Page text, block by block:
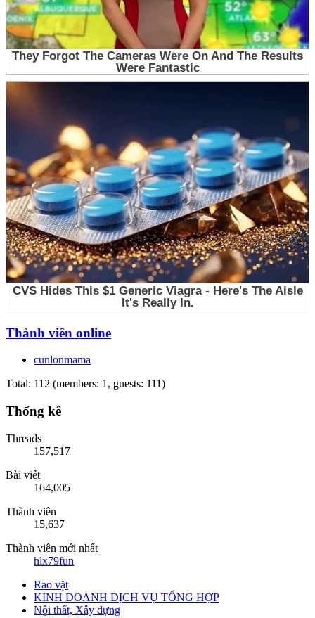
Thành viên online
cunlonmama
Total: 112 (members: 1, guests: 111)
Thống kê
Threads
157,517
Bài viết
164,005
Thành viên
15,637
Thành viên mới nhất
hlx79fun
Rao vặt
KINH DOANH DỊCH VỤ TỔNG HỢP
Nội thất, Xây dựng